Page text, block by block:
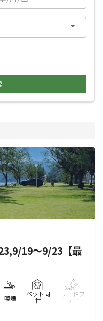
19～9/23【最
喫煙
ペット同
伴
リードフ
リー